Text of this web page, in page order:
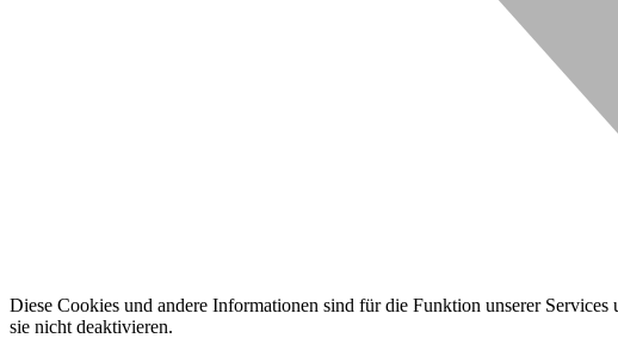
Diese Cookies und andere Informationen sind für die Funktion unserer
sie nicht deaktivieren.